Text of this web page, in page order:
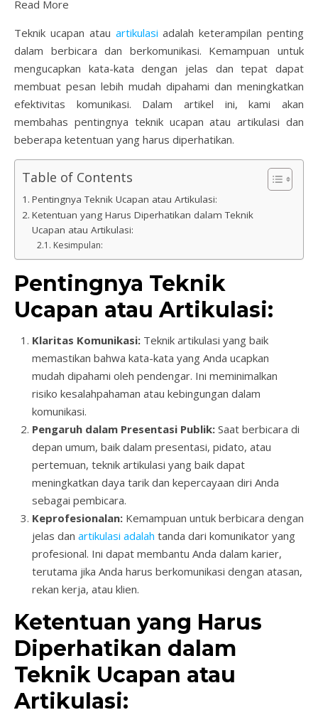
Teknik ucapan atau artikulasiadalah keterampilan penting
dalam berbicara dan berkomunikasi. Kemampuan untuk
mengucapkan kata-kata dengan jelas dan tepat dapat
membuat pesan lebih mudah dipahami dan meningkatkan
efektivitas komunikasi. Dalam artikel ini, kami akan
membahas pentingnya teknik ucapan atau artikulasi dan
beberapa ketentuan yang harus diperhatikan.
Table of Contents
Pentingnya Teknik Ucapan atau Artikulasi:
Ketentuan yang Harus Diperhatikan dalam Teknik
Ucapan atau Artikulasi:
Kesimpulan:
Pentingnya Teknik
Ucapan atau Artikulasi:
Klaritas Komunikasi: Teknik artikulasi yang baik
memastikan bahwa kata-kata yang Anda ucapkan
mudah dipahami oleh pendengar. Ini meminimalkan
risiko kesalahpahaman atau kebingungan dalam
komunikasi.
Pengaruh dalam Presentasi Publik: Saat berbicara di
depan umum, baik dalam presentasi, pidato, atau
pertemuan, teknik artikulasi yang baik dapat
meningkatkan daya tarik dan kepercayaan diri Anda
sebagai pembicara.
Keprofesionalan: Kemampuan untuk berbicara dengan
jelas dan artikulasi adalah tanda dari komunikator yang
profesional. Ini dapat membantu Anda dalam karier,
terutama jika Anda harus berkomunikasi dengan atasan,
rekan kerja, atau klien.
Ketentuan yang Harus
Diperhatikan dalam
Teknik Ucapan atau
Artikulasi: